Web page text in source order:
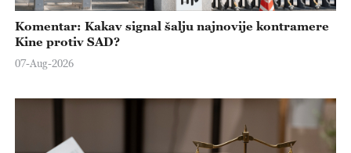
Komentar: Kakav signal šalju najnovije kontramere
Kine protiv SAD?
07-Aug-2026